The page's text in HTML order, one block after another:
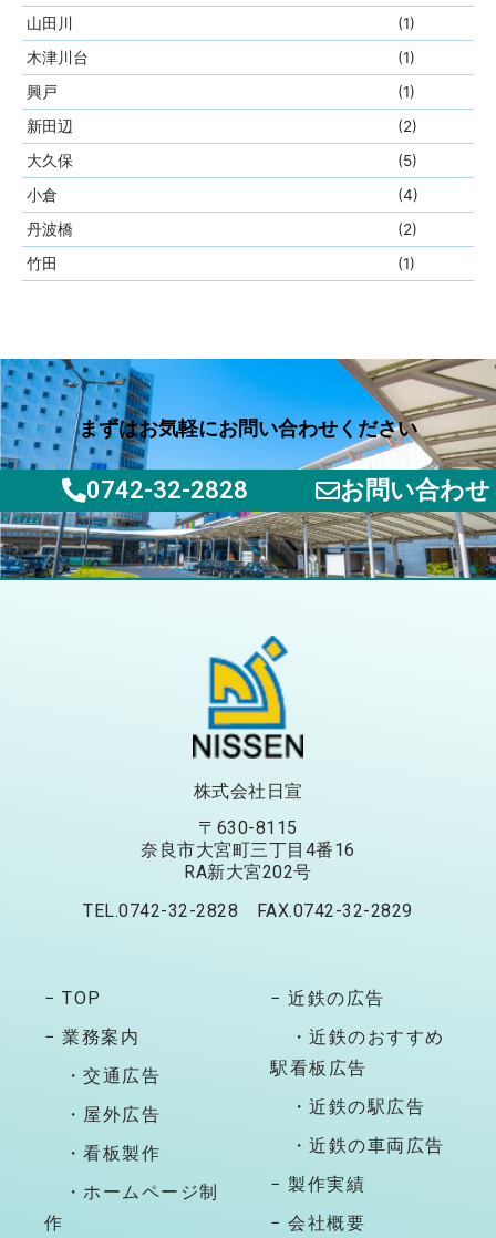
山田川
(1)
木津川台
(1)
興戸
(1)
新田辺
(2)
大久保
(5)
小倉
(4)
丹波橋
(2)
竹田
(1)
まずはお気軽にお問い合わせください
0742-32-2828 お問い合わせ
株式会社日宣
〒630-8115
奈良市大宮町三丁目4番16
RA新大宮202号
TEL.0742-32-2828 FAX.0742-32-2829
− TOP
− 業務案内
・交通広告
・屋外広告
・看板製作
・ホームページ制
作
− 近鉄の広告
・近鉄のおすすめ
駅看板広告
・近鉄の駅広告
・近鉄の車両広告
− 製作実績
− 会社概要